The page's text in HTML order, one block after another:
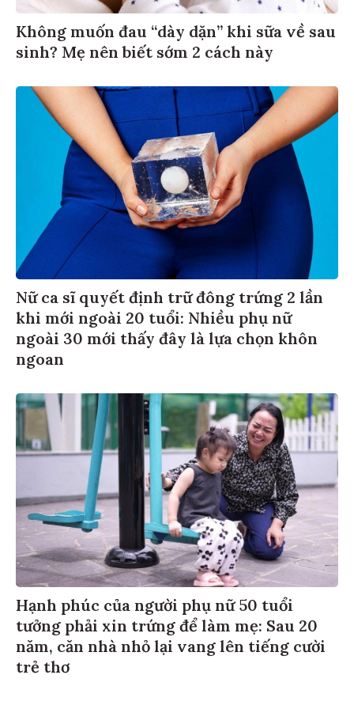
Không muốn đau “dày dặn” khi sữa về sau
sinh? Mẹ nên biết sớm 2 cách này
Nữ ca sĩ quyết định trữ đông trứng 2 lần
khi mới ngoài 20 tuổi: Nhiều phụ nữ
ngoài 30 mới thấy đây là lựa chọn khôn
ngoan
Hạnh phúc của người phụ nữ 50 tuổi
tưởng phải xin trứng để làm mẹ: Sau 20
năm, căn nhà nhỏ lại vang lên tiếng cười
trẻ thơ